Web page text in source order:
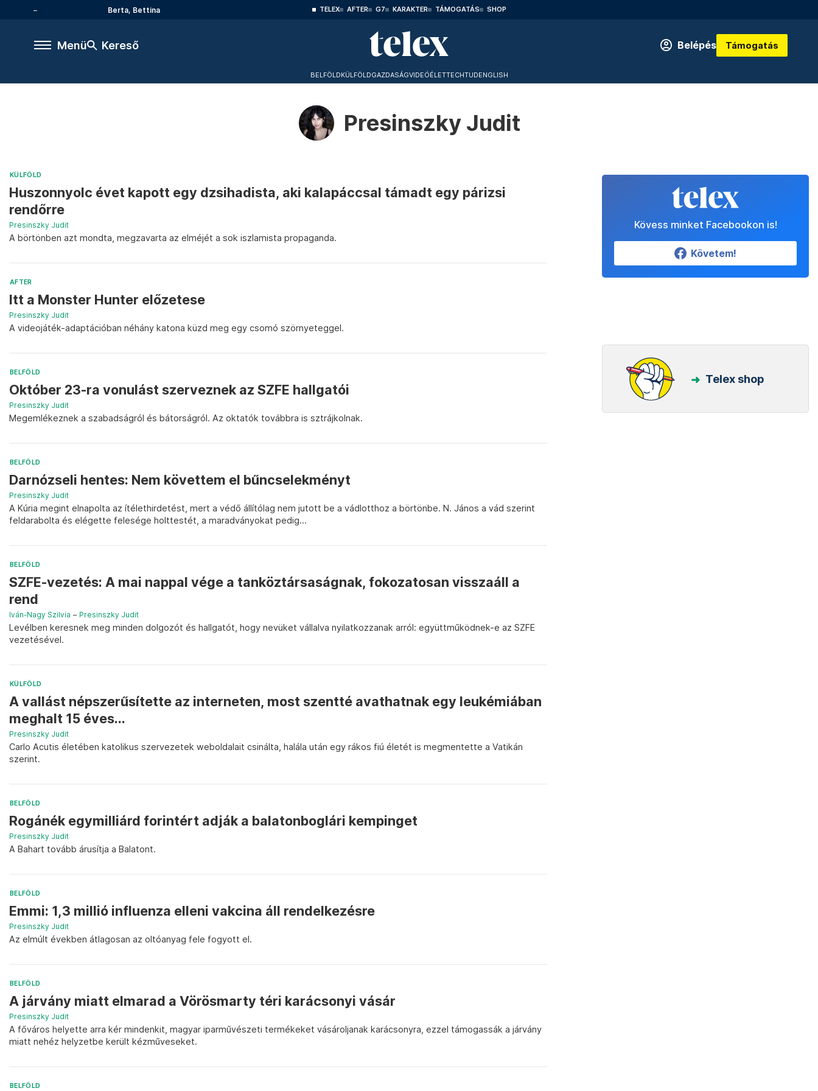
Berta, Bettina TELEX AFTER G7 KARAKTER TÁMOGATÁS SHOP
Menü Kereső Belépés Támogatás
BELFÖLDKÜLFÖLDGAZDASÁGVIDEÓÉLETTECHTUDENGLISH
Presinszky Judit
KÜLFÖLD
Huszonnyolc évet kapott egy dzsihadista, aki kalapáccsal támadt egy párizsi
rendőrre
Presinszky Judit
A börtönben azt mondta, megzavarta az elméjét a sok iszlamista propaganda.
AFTER
Itt a Monster Hunter előzetese
Presinszky Judit
A videojáték-adaptációban néhány katona küzd meg egy csomó szörnyeteggel.
BELFÖLD
Október 23-ra vonulást szerveznek az SZFE hallgatói
Presinszky Judit
Megemlékeznek a szabadságról és bátorságról. Az oktatók továbbra is sztrájkolnak.
BELFÖLD
Darnózseli hentes: Nem követtem el bűncselekményt
Presinszky Judit
A Kúria megint elnapolta az ítélethirdetést, mert a védő állítólag nem jutott be a vádlotthoz a börtönbe. N. János a vád szerint
feldarabolta és elégette felesége holttestét, a maradványokat pedig...
BELFÖLD
SZFE-vezetés: A mai nappal vége a tanköztársaságnak, fokozatosan visszaáll a
rend
Iván-Nagy Szilvia – Presinszky Judit
Levélben keresnek meg minden dolgozót és hallgatót, hogy nevüket vállalva nyilatkozzanak arról: együttműködnek-e az SZFE
vezetésével.
KÜLFÖLD
A vallást népszerűsítette az interneten, most szentté avathatnak egy leukémiában
meghalt 15 éves...
Presinszky Judit
Carlo Acutis életében katolikus szervezetek weboldalait csinálta, halála után egy rákos fiú életét is megmentette a Vatikán
szerint.
BELFÖLD
Rogánék egymilliárd forintért adják a balatonboglári kempinget
Presinszky Judit
A Bahart tovább árusítja a Balatont.
BELFÖLD
Emmi: 1,3 millió influenza elleni vakcina áll rendelkezésre
Presinszky Judit
Az elmúlt években átlagosan az oltóanyag fele fogyott el.
BELFÖLD
A járvány miatt elmarad a Vörösmarty téri karácsonyi vásár
Presinszky Judit
A főváros helyette arra kér mindenkit, magyar iparművészeti termékeket vásároljanak karácsonyra, ezzel támogassák a járvány
miatt nehéz helyzetbe került kézműveseket.
BELFÖLD
Kövess minket Facebookon is!
Követem!
Telex shop